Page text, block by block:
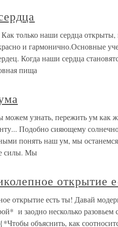
только наши сердца открыты,
и гармонично.Основные
Когда наши сердца
пища
узнать, пережить ум как
Подобно сияющему
понять наш ум, мы
силы. Мы
открытие
открытие есть ты! Давай
и заодно несколько
объяснить, как